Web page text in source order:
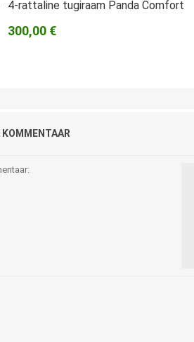
4-rattaline tugiraam Panda Comfort
300,00 €